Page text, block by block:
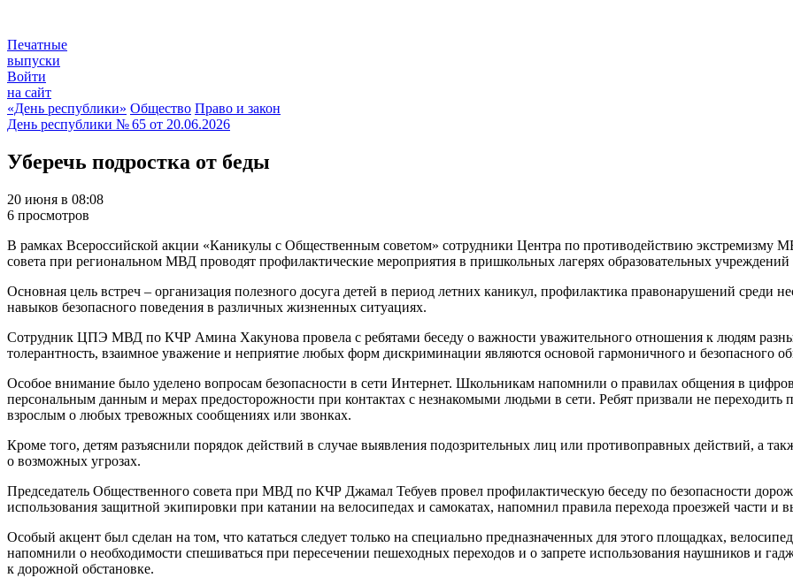
Печатные
выпуски
Войти
на сайт
«День республики» Общество Право и закон
День республики № 65 от 20.06.2026
Уберечь подростка от беды
20 июня в 08:08
6 просмотров
В рамках Всероссийской акции «Каникулы с Общественным советом» сотрудники Центра по противодействию экстремизму
совета при региональном МВД проводят профилактические мероприятия в пришкольных лагерях образовательных учреждений
Основная цель встреч – организация полезного досуга детей в период летних каникул, профилактика правонарушений среди
навыков безопасного поведения в различных жизненных ситуациях.
Сотрудник ЦПЭ МВД по КЧР Амина Хакунова провела с ребятами беседу о важности уважительного отношения к людям
толерантность, взаимное уважение и неприятие любых форм дискриминации являются основой гармоничного и безопасного
Особое внимание было уделено вопросам безопасности в сети Интернет. Школьникам напомнили о правилах общения в
персональным данным и мерах предосторожности при контактах с незнакомыми людьми в сети. Ребят призвали не переходить
взрослым о любых тревожных сообщениях или звонках.
Кроме того, детям разъяснили порядок действий в случае выявления подозрительных лиц или противоправных действий, а
о возможных угрозах.
Председатель Общественного совета при МВД по КЧР Джамал Тебуев провел профилактическую беседу по безопасности
использования защитной экипировки при катании на велосипедах и самокатах, напомнил правила перехода проезжей части и
Особый акцент был сделан на том, что кататься следует только на специально предназначенных для этого площадках,
напомнили о необходимости спешиваться при пересечении пешеходных переходов и о запрете использования наушников и
к дорожной обстановке.